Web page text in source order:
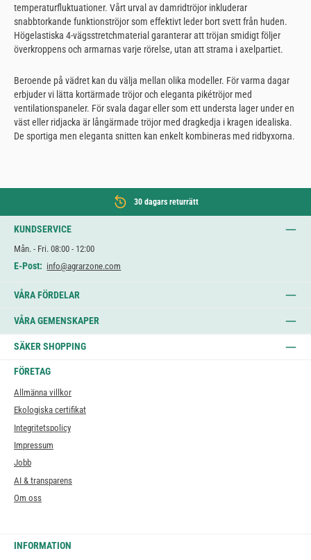
temperaturfluktuationer. Vårt urval av damridtröjor inkluderar
snabbtorkande funktionströjor som effektivt leder bort svett från huden.
Högelastiska 4-vägsstretchmaterial garanterar att tröjan smidigt följer
överkroppens och armarnas varje rörelse, utan att strama i axelpartiet.
Beroende på vädret kan du välja mellan olika modeller. För varma dagar
erbjuder vi lätta kortärmade tröjor och eleganta pikétröjor med
ventilationspaneler. För svala dagar eller som ett understa lager under en
väst eller ridjacka är långärmade tröjor med dragkedja i kragen idealiska.
De sportiga men eleganta snitten kan enkelt kombineras med ridbyxorna.
30 dagars returrätt
KUNDSERVICE
Mån. - Fri. 08:00 - 12:00
E-Post: info@agrarzone.com
VÅRA FÖRDELAR
VÅRA GEMENSKAPER
SÄKER SHOPPING
FÖRETAG
Allmänna villkor
Ekologiska certifikat
Integritetspolicy
Impressum
Jobb
AI & transparens
Om oss
INFORMATION